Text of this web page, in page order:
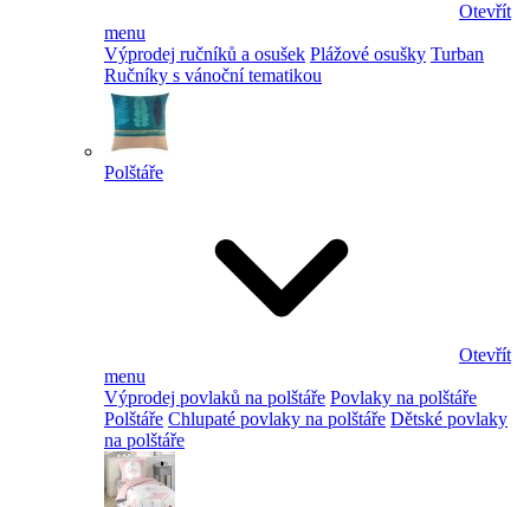
Otevřít
menu
Výprodej ručníků a osušek Plážové osušky Turban
Ručníky s vánoční tematikou
Polštáře
Otevřít
menu
Výprodej povlaků na polštáře Povlaky na polštáře
Polštáře Chlupaté povlaky na polštáře Dětské povlaky
na polštáře